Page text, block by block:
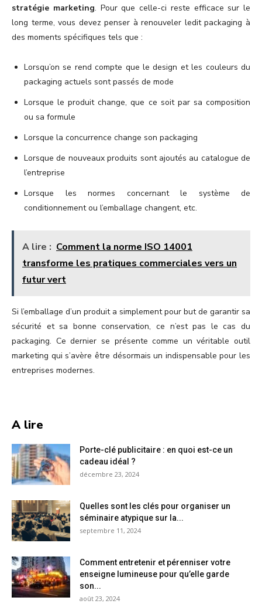
stratégie marketing. Pour que celle-ci reste efficace sur le
long terme, vous devez penser à renouveler ledit packaging à
des moments spécifiques tels que :
Lorsqu’on se rend compte que le design et les couleurs du
packaging actuels sont passés de mode
Lorsque le produit change, que ce soit par sa composition
ou sa formule
Lorsque la concurrence change son packaging
Lorsque de nouveaux produits sont ajoutés au catalogue de
l’entreprise
Lorsque les normes concernant le système de
conditionnement ou l’emballage changent, etc.
A lire : Comment la norme ISO 14001
transforme les pratiques commerciales vers un
futur vert
Si l’emballage d’un produit a simplement pour but de garantir sa
sécurité et sa bonne conservation, ce n’est pas le cas du
packaging. Ce dernier se présente comme un véritable outil
marketing qui s’avère être désormais un indispensable pour les
entreprises modernes.
A lire
Porte-clé publicitaire : en quoi est-ce un
cadeau idéal ?
décembre 23, 2024
Quelles sont les clés pour organiser un
séminaire atypique sur la...
septembre 11, 2024
Comment entretenir et pérenniser votre
enseigne lumineuse pour qu’elle garde
son...
août 23, 2024